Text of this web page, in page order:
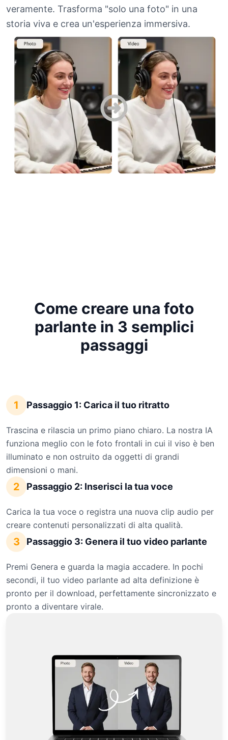
veramente. Trasforma "solo una foto" in una
storia viva e crea un'esperienza immersiva.
Come creare una foto
parlante in 3 semplici
passaggi
1 Passaggio 1: Carica il tuo ritratto
Trascina e rilascia un primo piano chiaro. La nostra IA
funziona meglio con le foto frontali in cui il viso è ben
illuminato e non ostruito da oggetti di grandi
dimensioni o mani.
2 Passaggio 2: Inserisci la tua voce
Carica la tua voce o registra una nuova clip audio per
creare contenuti personalizzati di alta qualità.
3 Passaggio 3: Genera il tuo video parlante
Premi Genera e guarda la magia accadere. In pochi
secondi, il tuo video parlante ad alta definizione è
pronto per il download, perfettamente sincronizzato e
pronto a diventare virale.